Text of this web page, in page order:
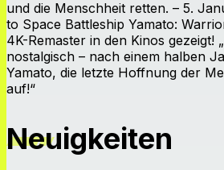
und die Menschheit retten. – 5.
to Space Battleship Yamato:
4K-Remaster in den Kinos gezeigt!
nostalgisch – nach einem halben
Yamato, die letzte Hoffnung der
auf!“
Neuigkeiten